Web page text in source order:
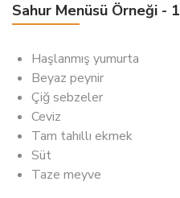
Sahur Menüsü Örneği - 1
Haşlanmış yumurta
Beyaz peynir
Çiğ sebzeler
Ceviz
Tam tahıllı ekmek
Süt
Taze meyve